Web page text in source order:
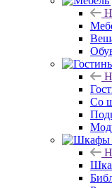
Со